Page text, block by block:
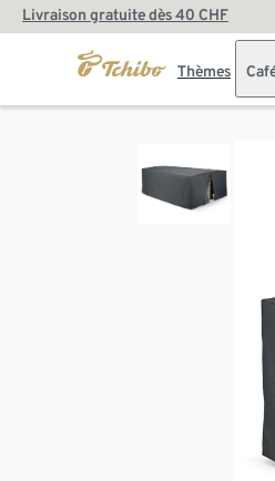
Livraison gratuite dès 40 CHF
Thèmes